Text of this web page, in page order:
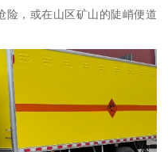
险，或在山区矿山的陡峭便道